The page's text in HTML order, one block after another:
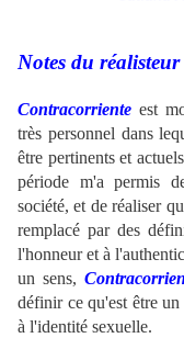
Notes du
Contracorriente est
très personnel dans
être pertinents et
période m'a permis
société, et de réaliser
remplacé par des
l'honneur et à
un sens,
définir ce qu'est être
à l'identité sexuelle.